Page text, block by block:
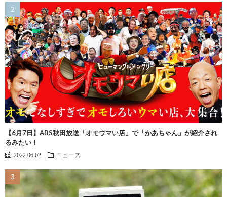
【6月7日】ABS秋田放送「オモウマい店」で「かあちゃん」が紹介され
るみたい！
2022.06.02 ニュース